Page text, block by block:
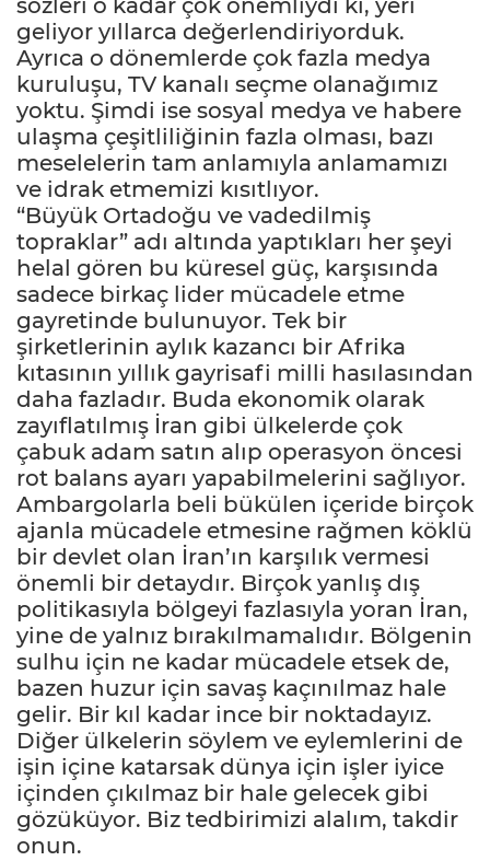
sözleri o kadar çok önemliydi ki, yeri
geliyor yıllarca değerlendiriyorduk.
Ayrıca o dönemlerde çok fazla medya
kuruluşu, TV kanalı seçme olanağımız
yoktu. Şimdi ise sosyal medya ve habere
ulaşma çeşitliliğinin fazla olması, bazı
meselelerin tam anlamıyla anlamamızı
ve idrak etmemizi kısıtlıyor.
“Büyük Ortadoğu ve vadedilmiş
topraklar” adı altında yaptıkları her şeyi
helal gören bu küresel güç, karşısında
sadece birkaç lider mücadele etme
gayretinde bulunuyor. Tek bir
şirketlerinin aylık kazancı bir Afrika
kıtasının yıllık gayrisafi milli hasılasından
daha fazladır. Buda ekonomik olarak
zayıflatılmış İran gibi ülkelerde çok
çabuk adam satın alıp operasyon öncesi
rot balans ayarı yapabilmelerini sağlıyor.
Ambargolarla beli bükülen içeride birçok
ajanla mücadele etmesine rağmen köklü
bir devlet olan İran’ın karşılık vermesi
önemli bir detaydır. Birçok yanlış dış
politikasıyla bölgeyi fazlasıyla yoran İran,
yine de yalnız bırakılmamalıdır. Bölgenin
sulhu için ne kadar mücadele etsek de,
bazen huzur için savaş kaçınılmaz hale
gelir. Bir kıl kadar ince bir noktadayız.
Diğer ülkelerin söylem ve eylemlerini de
işin içine katarsak dünya için işler iyice
içinden çıkılmaz bir hale gelecek gibi
gözüküyor. Biz tedbirimizi alalım, takdir
onun.